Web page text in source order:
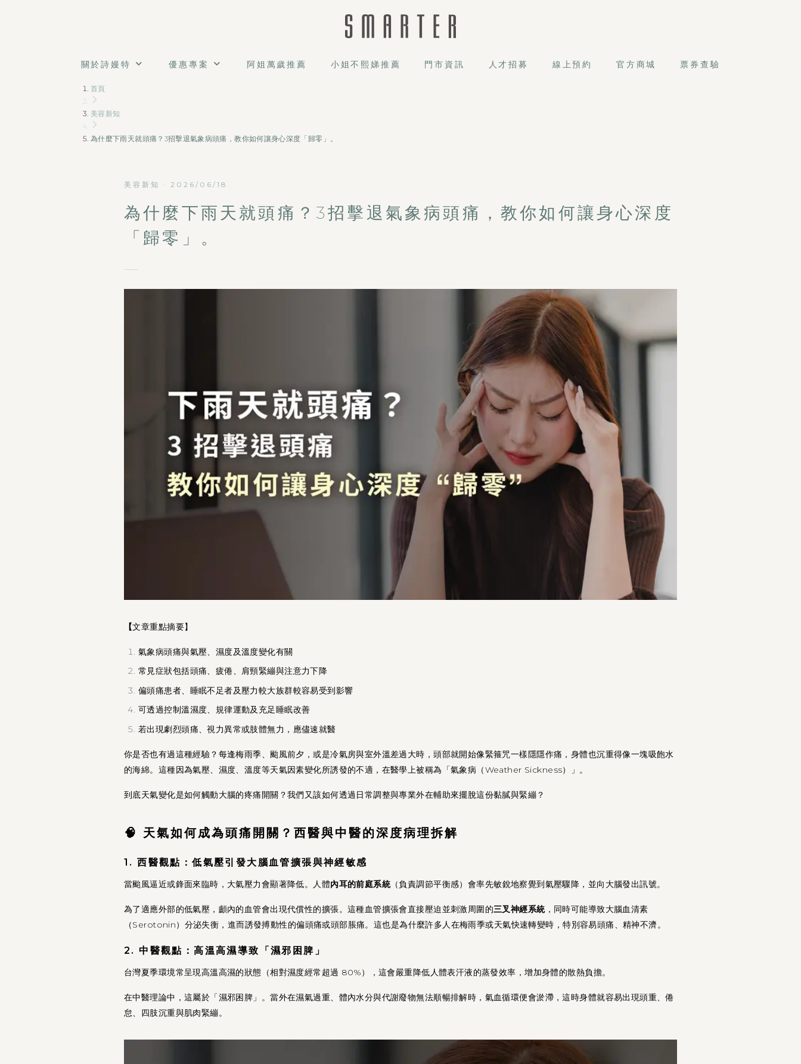
關於詩嫚特 優惠專案 阿姐萬歲推薦 小姐不熙娣推薦 門市資訊 人才招募 線上預約 官方商城 票券查驗
首頁
美容新知
為什麼下雨天就頭痛？3招擊退氣象病頭痛，教你如何讓身心深度「歸零」。
美容新知 · 2026/06/18
為什麼下雨天就頭痛？3招擊退氣象病頭痛，教你如何讓身心深度
「歸零」。
【文章重點摘要】
氣象病頭痛與氣壓、濕度及溫度變化有關
常見症狀包括頭痛、疲倦、肩頸緊繃與注意力下降
偏頭痛患者、睡眠不足者及壓力較大族群較容易受到影響
可透過控制溫濕度、規律運動及充足睡眠改善
若出現劇烈頭痛、視力異常或肢體無力，應儘速就醫
你是否也有過這種經驗？每逢梅雨季、颱風前夕，或是冷氣房與室外溫差過大時，頭部就開始像緊箍咒一樣隱隱作痛，身體也沉重得像一塊吸飽水
的海綿。這種因為氣壓、濕度、溫度等天氣因素變化所誘發的不適，在醫學上被稱為「氣象病（Weather Sickness）」。
到底天氣變化是如何觸動大腦的疼痛開關？我們又該如何透過日常調整與專業外在輔助來擺脫這份黏膩與緊繃？
🧠 天氣如何成為頭痛開關？西醫與中醫的深度病理拆解
1. 西醫觀點：低氣壓引發大腦血管擴張與神經敏感
當颱風逼近或鋒面來臨時，大氣壓力會顯著降低。人體內耳的前庭系統（負責調節平衡感）會率先敏銳地察覺到氣壓驟降，並向大腦發出訊號。
為了適應外部的低氣壓，顱內的血管會出現代償性的擴張。這種血管擴張會直接壓迫並刺激周圍的三叉神經系統，同時可能導致大腦血清素
（Serotonin）分泌失衡，進而誘發搏動性的偏頭痛或頭部脹痛。這也是為什麼許多人在梅雨季或天氣快速轉變時，特別容易頭痛、精神不濟。
2. 中醫觀點：高溫高濕導致「濕邪困脾」
台灣夏季環境常呈現高溫高濕的狀態（相對濕度經常超過 80%），這會嚴重降低人體表汗液的蒸發效率，增加身體的散熱負擔。
在中醫理論中，這屬於「濕邪困脾」。當外在濕氣過重、體內水分與代謝廢物無法順暢排解時，氣血循環便會淤滯，這時身體就容易出現頭重、倦
怠、四肢沉重與肌肉緊繃。